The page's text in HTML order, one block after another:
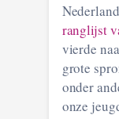
ranglijst
vierde
grote
onder
onze